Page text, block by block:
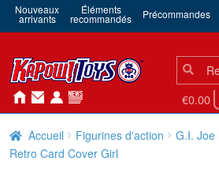
Nouveaux
arrivants
Éléments
recommandés Précommandes
Chercher:
Chercher
€0.00
Accueil Figurines d'action G.I. Joe
Retro Card Cover Girl